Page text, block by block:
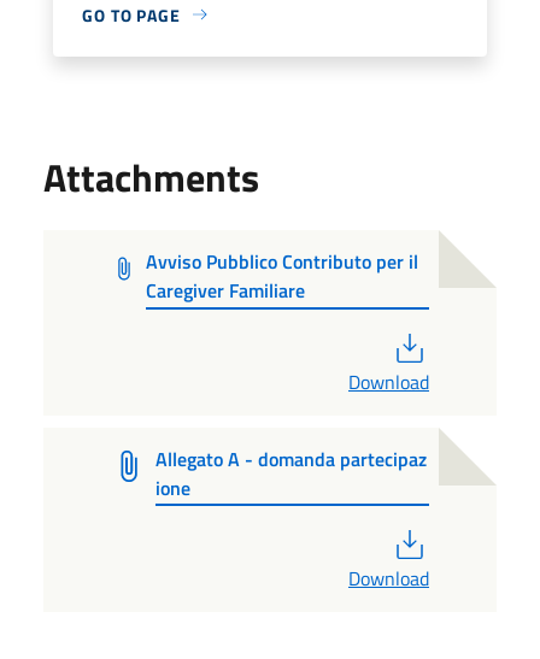
GO TO PAGE
Attachments
Avviso Pubblico Contributo per il
Caregiver Familiare
Download
Allegato A - domanda partecipaz
ione
Download